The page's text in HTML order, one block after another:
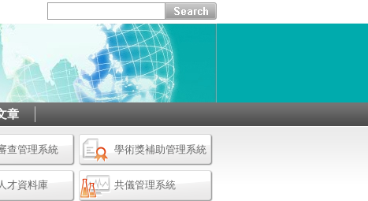
章
查管理系統 學術獎補助管理系統
才資料庫 共儀管理系統